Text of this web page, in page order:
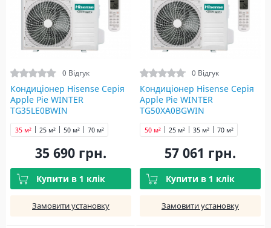
0 Відгук
Кондиціонер Hisense Серія
Apple Pie WINTER
TG35LE0BWIN
25 м²
35 м² 50 м² 70 м²
35 690 грн.
Купити в 1 клік
Замовити установку
0 Відгук
Кондиціонер Hisense Серія
Apple Pie WINTER
TG50XA0BGWIN
25 м² 35 м²
50 м² 70 м²
57 061 грн.
Купити в 1 клік
Замовити установку